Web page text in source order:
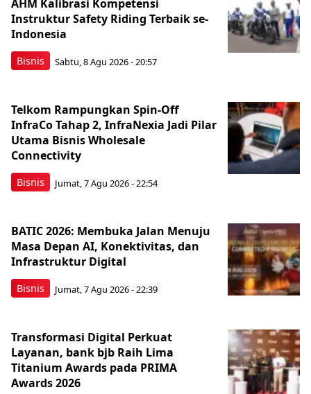
Bisnis
AHM Kalibrasi Kompetensi
Instruktur Safety Riding Terbaik se-
Indonesia
Sabtu, 8 Agu 2026 - 20:57
Bisnis
Telkom Rampungkan Spin-Off
InfraCo Tahap 2, InfraNexia Jadi Pilar
Utama Bisnis Wholesale
Connectivity
Jumat, 7 Agu 2026 - 22:54
Bisnis
BATIC 2026: Membuka Jalan Menuju
Masa Depan AI, Konektivitas, dan
Infrastruktur Digital
Jumat, 7 Agu 2026 - 22:39
Transformasi Digital Perkuat
Layanan, bank bjb Raih Lima
Titanium Awards pada PRIMA
Awards 2026